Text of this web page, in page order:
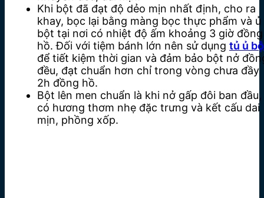
Khi bột đã đạt độ dẻo mịn nhất định, cho ra
khay, bọc lại bằng màng bọc thực phẩm và ủ
bột tại nơi có nhiệt độ ấm khoảng 3 giờ đồng
hồ. Đối với tiệm bánh lớn nên sử dụng tủ ủ
để tiết kiệm thời gian và đảm bảo bột nở
đều, đạt chuẩn hơn chỉ trong vòng chưa đầy
2h đồng hồ.
Bột lên men chuẩn là khi nở gấp đôi ban đầu,
có hương thơm nhẹ đặc trưng và kết cấu dai
mịn, phồng xốp.